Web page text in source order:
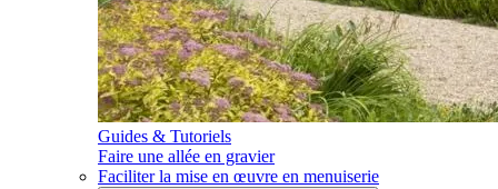
Guides & Tutoriels
Faire une allée en gravier
Faciliter la mise en œuvre en menuiserie